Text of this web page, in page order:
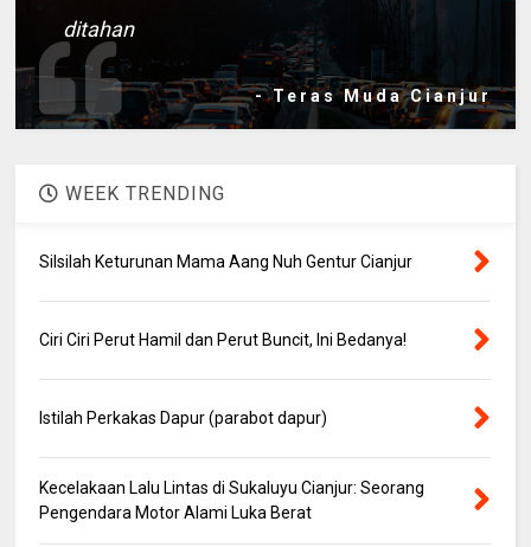
ditahan
- Teras Muda Cianjur
WEEK TRENDING
Silsilah Keturunan Mama Aang Nuh Gentur Cianjur
Ciri Ciri Perut Hamil dan Perut Buncit, Ini Bedanya!
Istilah Perkakas Dapur (parabot dapur)
Kecelakaan Lalu Lintas di Sukaluyu Cianjur: Seorang
Pengendara Motor Alami Luka Berat